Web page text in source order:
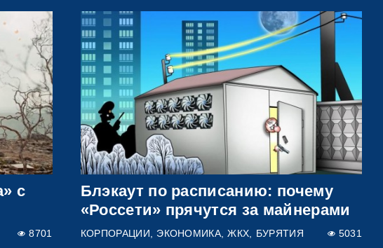
с
8701
Блэкаут по расписанию: почему
«Россети» прячутся за майнерами
КОРПОРАЦИИ ЭКОНОМИКА ЖКХ БУРЯТИЯ 5031